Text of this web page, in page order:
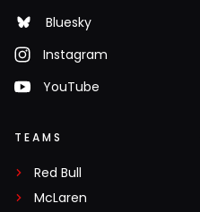
Bluesky
Instagram
YouTube
TEAMS
Red Bull
McLaren